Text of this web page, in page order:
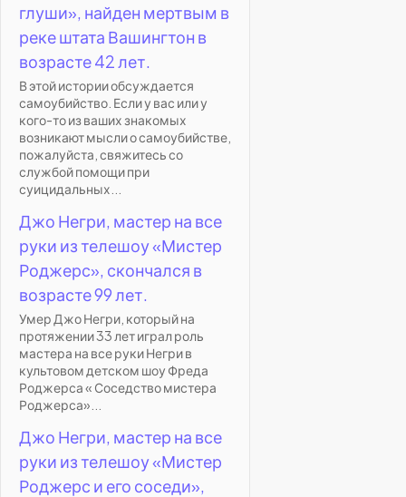
глуши», найден мертвым в
реке штата Вашингтон в
возрасте 42 лет.
В этой истории обсуждается
самоубийство. Если у вас или у
кого-то из ваших знакомых
возникают мысли о самоубийстве,
пожалуйста, свяжитесь со
службой помощи при
суицидальных...
Джо Негри, мастер на все
руки из телешоу «Мистер
Роджерс», скончался в
возрасте 99 лет.
Умер Джо Негри, который на
протяжении 33 лет играл роль
мастера на все руки Негри в
культовом детском шоу Фреда
Роджерса « Соседство мистера
Роджерса»...
Джо Негри, мастер на все
руки из телешоу «Мистер
Роджерс и его соседи»,